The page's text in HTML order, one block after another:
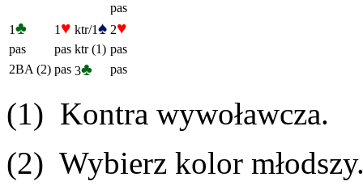
pas
1♣ 1 ♥ ktr/1♠ 2♥
pas pas ktr (1) pas
2BA (2) pas 3♣ pas
(1) Kontra wywoławcza.
(2) Wybierz kolor